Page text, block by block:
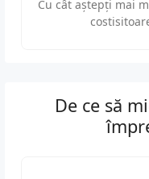
Cu cât aștepți mai
De ce să